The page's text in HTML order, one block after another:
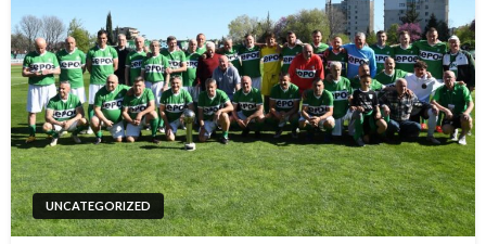
UNCATEGORIZED